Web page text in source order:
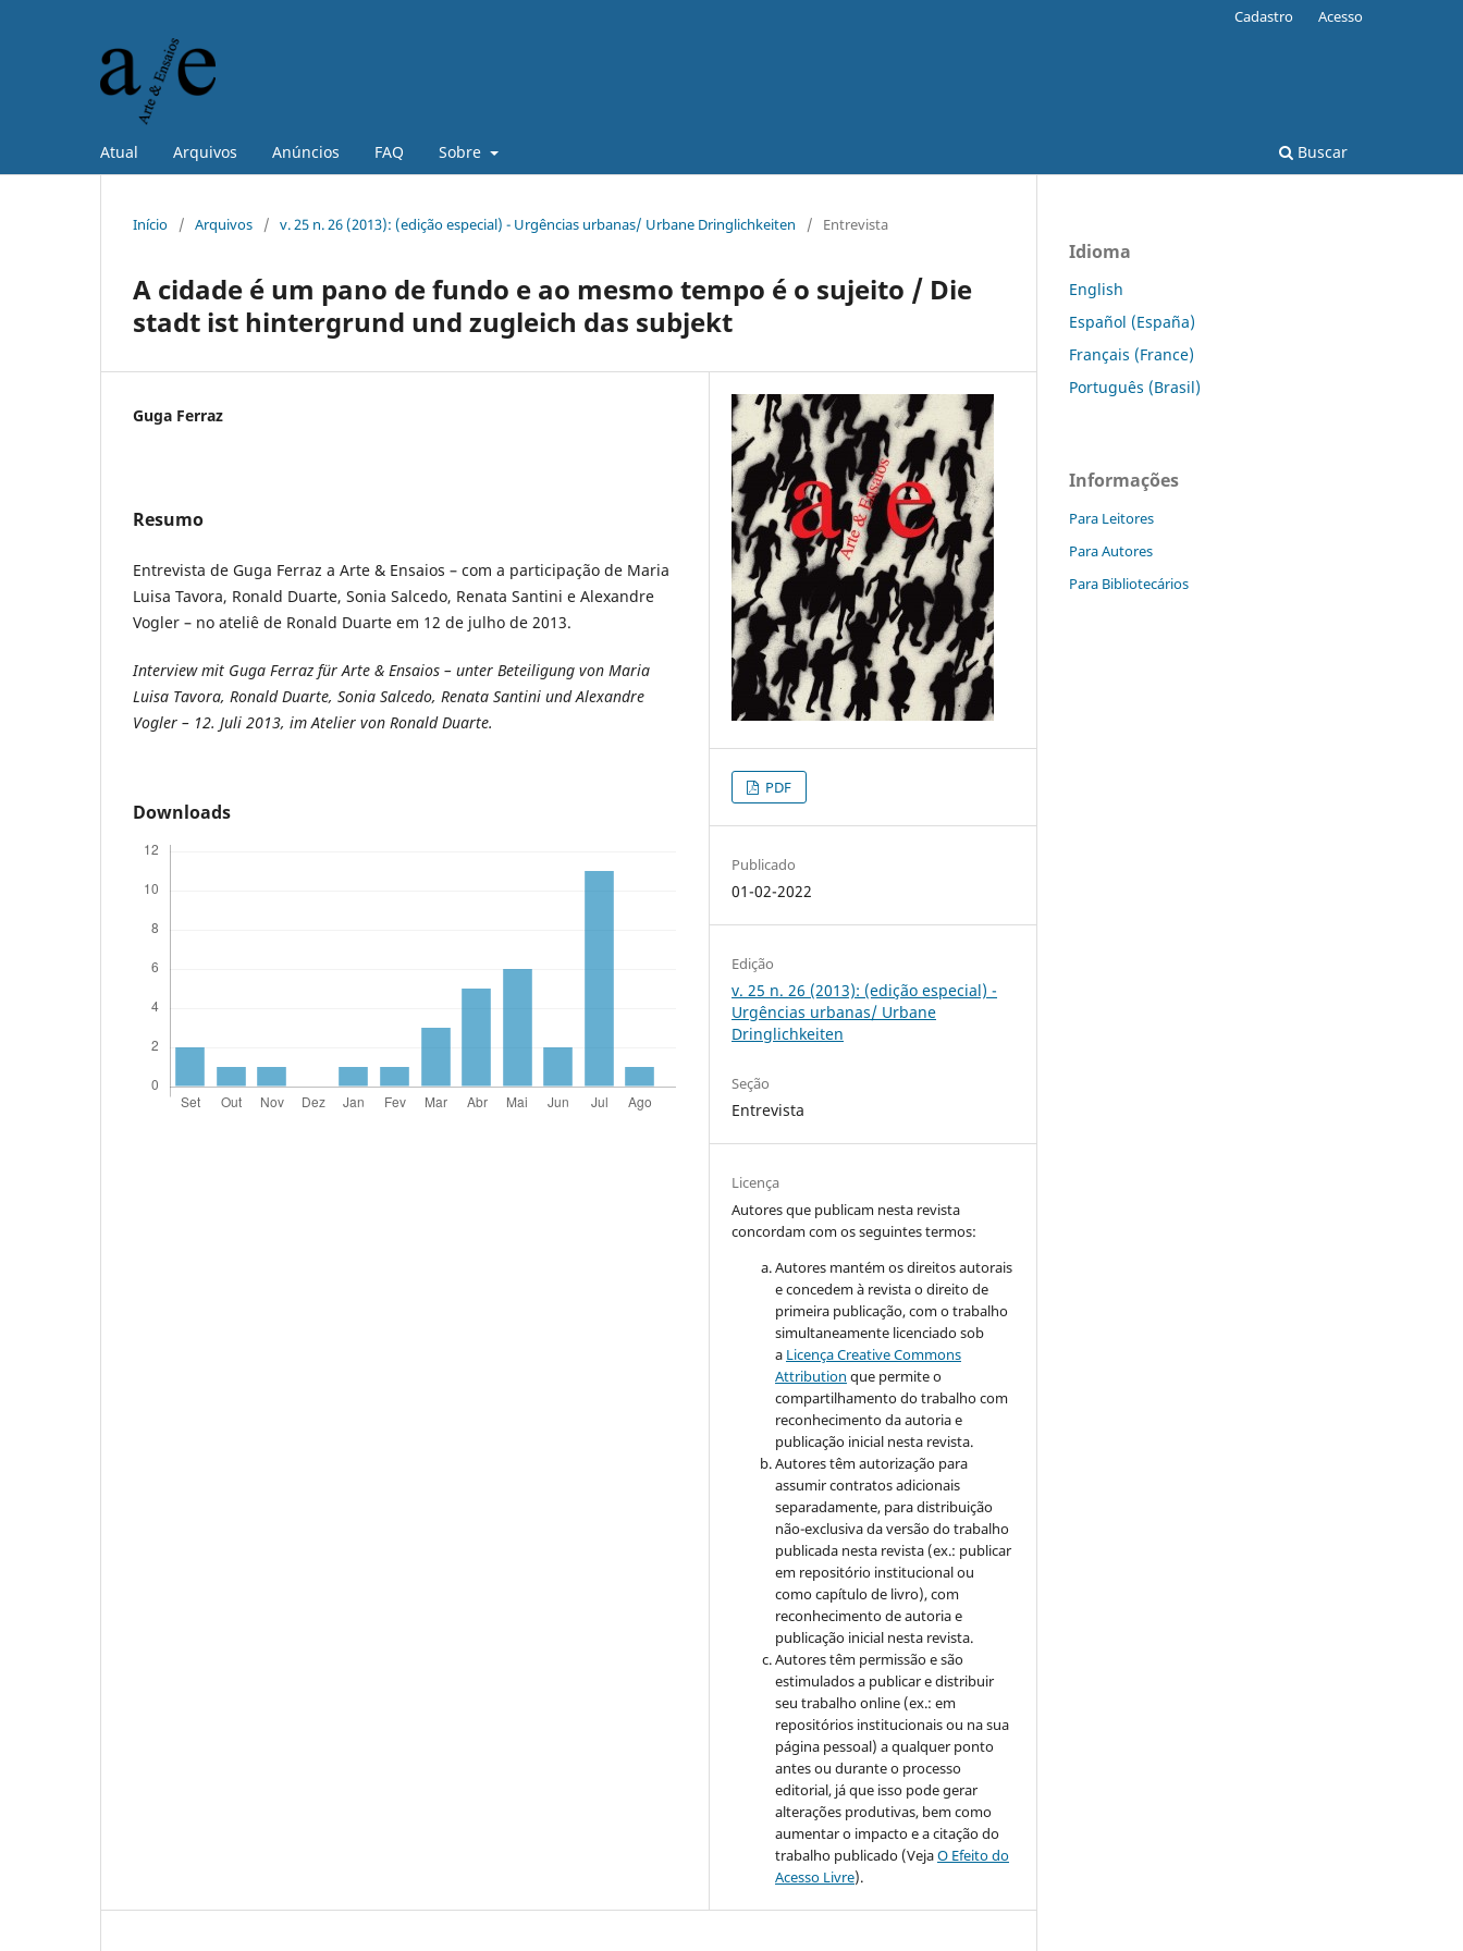
Atual Arquivos Anúncios FAQ Sobre Buscar
Cadastro Acesso
Início / Arquivos / v. 25 n. 26 (2013): (edição especial) - Urgências urbanas/ Urbane Dringlichkeiten / Entrevista
A cidade é um pano de fundo e ao mesmo tempo é o sujeito / Die
stadt ist hintergrund und zugleich das subjekt
Guga Ferraz
Resumo
Entrevista de Guga Ferraz a Arte & Ensaios – com a participação de Maria
Luisa Tavora, Ronald Duarte, Sonia Salcedo, Renata Santini e Alexandre
Vogler – no ateliê de Ronald Duarte em 12 de julho de 2013.
Interview mit Guga Ferraz für Arte & Ensaios – unter Beteiligung von Maria
Luisa Tavora, Ronald Duarte, Sonia Salcedo, Renata Santini und Alexandre
Vogler – 12. Juli 2013, im Atelier von Ronald Duarte.
Downloads
PDF
Publicado
01-02-2022
Edição
v. 25 n. 26 (2013): (edição especial) -
Urgências urbanas/ Urbane
Dringlichkeiten
Seção
Entrevista
Licença
Autores que publicam nesta revista
concordam com os seguintes termos:
Autores mantém os direitos autorais
e concedem à revista o direito de
primeira publicação, com o trabalho
simultaneamente licenciado sob
a Licença Creative Commons
Attribution que permite o
compartilhamento do trabalho com
reconhecimento da autoria e
publicação inicial nesta revista.
Autores têm autorização para
assumir contratos adicionais
separadamente, para distribuição
não-exclusiva da versão do trabalho
publicada nesta revista (ex.: publicar
em repositório institucional ou
como capítulo de livro), com
reconhecimento de autoria e
publicação inicial nesta revista.
Autores têm permissão e são
estimulados a publicar e distribuir
seu trabalho online (ex.: em
repositórios institucionais ou na sua
página pessoal) a qualquer ponto
antes ou durante o processo
editorial, já que isso pode gerar
alterações produtivas, bem como
aumentar o impacto e a citação do
trabalho publicado (VejaO Efeito do
Acesso Livre).
Idioma
English
Español (España)
Français (France)
Português (Brasil)
Informações
Para Leitores
Para Autores
Para Bibliotecários